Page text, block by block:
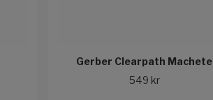
Gerber Clearpath Machete
549 kr